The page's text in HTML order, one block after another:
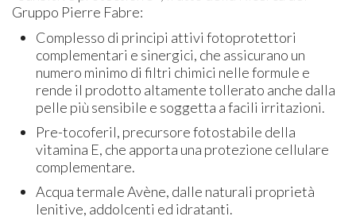
Gruppo Pierre Fabre:
Complesso di principi attivi fotoprotettori
complementari e sinergici, che assicurano un
numero minimo di filtri chimici nelle formule e
rende il prodotto altamente tollerato anche dalla
pelle più sensibile e soggetta a facili irritazioni.
Pre-tocoferil, precursore fotostabile della
vitamina E, che apporta una protezione cellulare
complementare.
Acqua termale Avène, dalle naturali proprietà
lenitive, addolcenti ed idratanti.